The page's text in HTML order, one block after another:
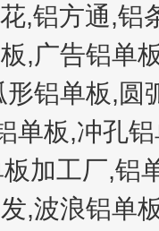
,铝方通,
,广告铝单
铝单板,
单板,冲孔
加工厂,铝
,波浪铝单